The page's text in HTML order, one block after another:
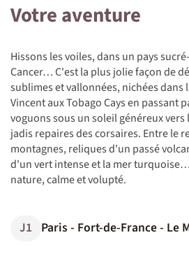
Votre aventure
Hissons les voiles, dans un pays
Cancer… C'est la plus jolie façon de
sublimes et vallonnées, nichées dans
Vincent aux Tobago Cays en passant
voguons sous un soleil généreux vers
jadis repaires des corsaires. Entre le
montagnes, reliques d'un passé
d'un vert intense et la mer
nature, calme et volupté.
J1 Paris - Fort-de-France - Le